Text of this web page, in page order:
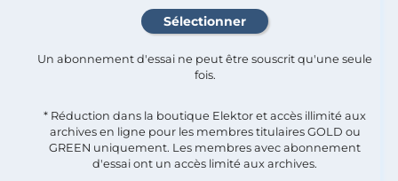
Un abonnement d'essai ne peut être souscrit qu'une seule
fois.​
* Réduction dans la boutique Elektor et accès illimité aux
archives en ligne pour les membres titulaires GOLD ou
GREEN uniquement. Les membres avec abonnement
d'essai ont un accès limité aux archives.